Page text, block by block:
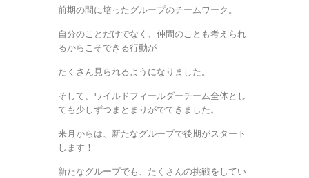
前期の間に培ったグループのチームワーク。
自分のことだけでなく、仲間のことも考えられ
るからこそできる行動が
たくさん見られるようになりました。
そして、ワイルドフィールダーチーム全体とし
ても少しずつまとまりがでてきました。
来月からは、新たなグループで後期がスタート
します！
新たなグループでも、たくさんの挑戦をしてい